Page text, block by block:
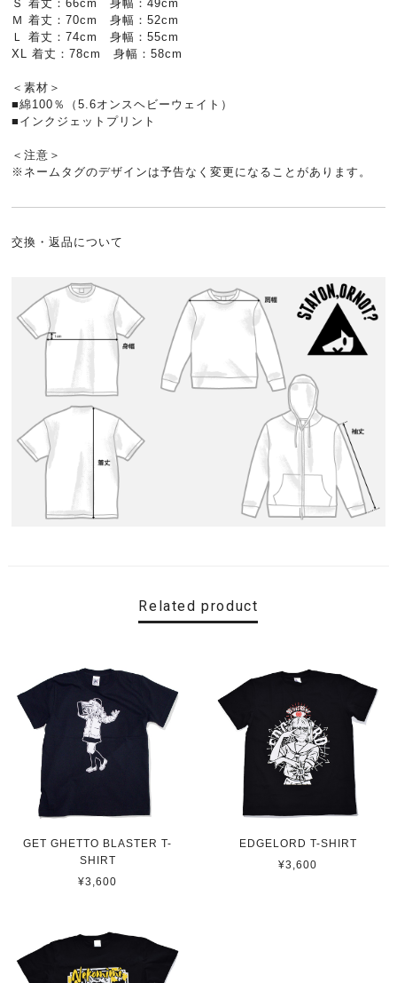
Ｓ 着丈：66cm 身幅：49cm
Ｍ 着丈：70cm 身幅：52cm
Ｌ 着丈：74cm 身幅：55cm
XL 着丈：78cm 身幅：58cm
＜素材＞
■綿100％（5.6オンスヘビーウェイト）
■インクジェットプリント
＜注意＞
※ネームタグのデザインは予告なく変更になることがあります。
交換・返品について
Related product
GET GHETTO BLASTER T-
SHIRT
¥3,600
EDGELORD T-SHIRT
¥3,600